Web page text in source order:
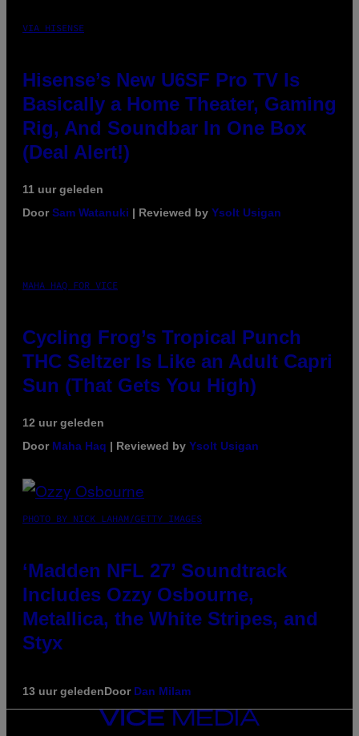
VIA HISENSE
Hisense’s New U6SF Pro TV Is
Basically a Home Theater, Gaming
Rig, And Soundbar In One Box
(Deal Alert!)
11 uur geleden
DoorSam Watanuki | Reviewed by Ysolt Usigan
MAHA HAQ FOR VICE
Cycling Frog’s Tropical Punch
THC Seltzer Is Like an Adult Capri
Sun (That Gets You High)
12 uur geleden
Door Maha Haq | Reviewed by Ysolt Usigan
PHOTO BY NICK LAHAM/GETTY IMAGES
‘Madden NFL 27’ Soundtrack
Includes Ozzy Osbourne,
Metallica, the White Stripes, and
Styx
13 uur geledenDoor Dan Milam
VICE
MEDIA